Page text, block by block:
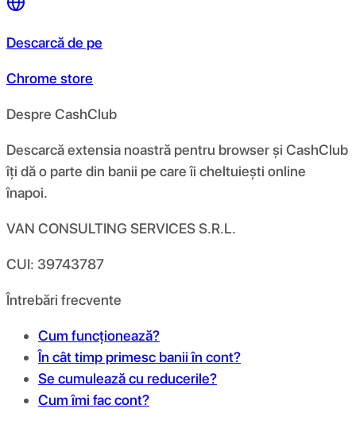
Descarcă de pe
Chrome store
Despre CashClub
Descarcă extensia noastră pentru browser și CashClub
îți dă o parte din banii pe care îi cheltuiești online
înapoi.
VAN CONSULTING SERVICES S.R.L.
CUI: 39743787
Întrebări frecvente
Cum funcționează?
În cât timp primesc banii în cont?
Se cumulează cu reducerile?
Cum îmi fac cont?